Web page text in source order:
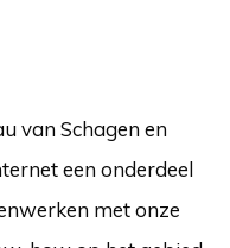
van Schagen en
een onderdeel
met onze